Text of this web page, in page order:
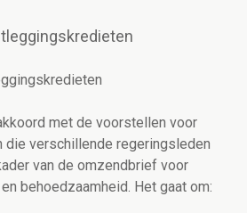
met de voorstellen voor
verschillende regeringsleden
van de omzendbrief voor
behoedzaamheid. Het gaat om: